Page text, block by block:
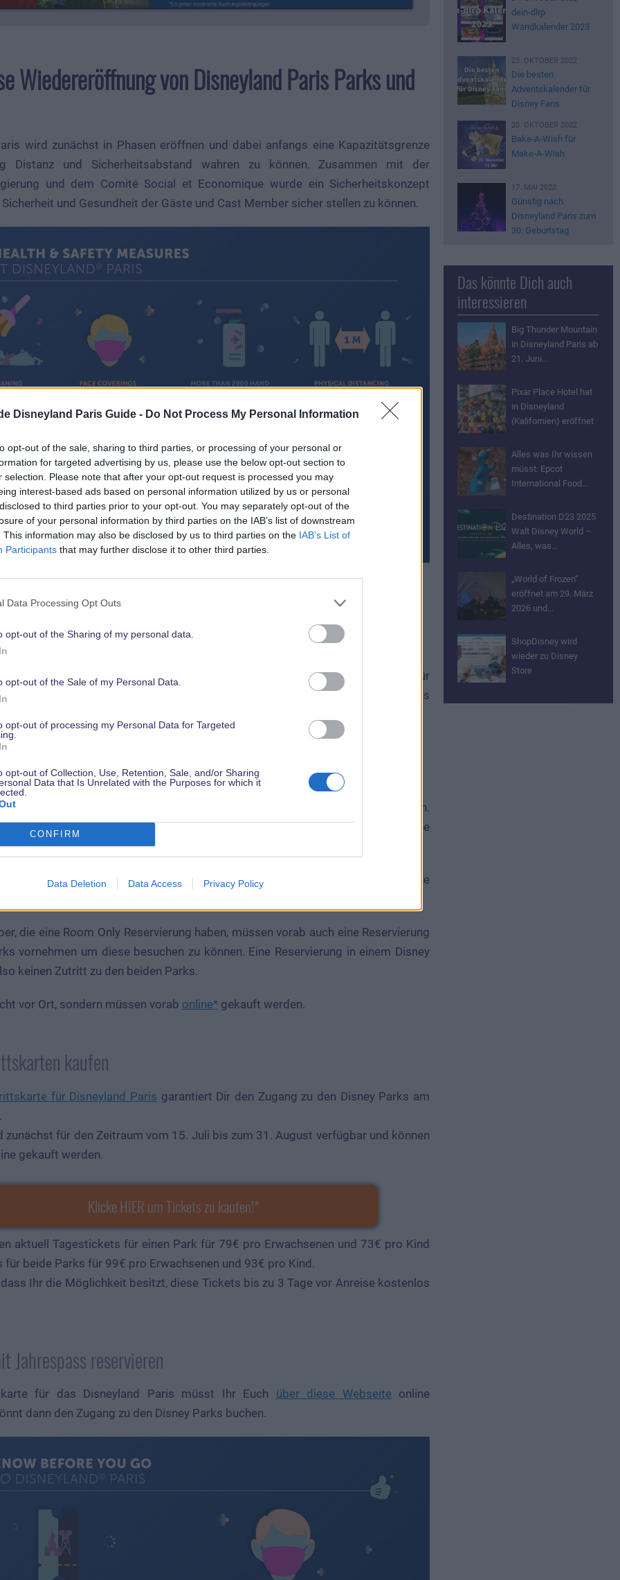
Disneyland Paris Guide - Do Not Process My Personal Information
opt-out of the sale, sharing to third parties, or processing of your personal or
for targeted advertising by us, please use the below opt-out section to
selection. Please note that after your opt-out request is processed you may
interest-based ads based on personal information utilized by us or personal
to third parties prior to your opt-out. You may separately opt-out of the
of your personal information by third parties on the IAB’s list of downstream
This information may also be disclosed by us to third parties on the IAB’s List of
Participants that may further disclose it to other third parties.
Data Processing Opt Outs
opt-out of the Sharing of my personal data.
opt-out of the Sale of my Personal Data.
opt-out of processing my Personal Data for Targeted
opt-out of Collection, Use, Retention, Sale, and/or Sharing
Data that Is Unrelated with the Purposes for which it
CONFIRM
Data Deletion Data Access Privacy Policy
Wiedereröffnung von Disneyland Paris Parks und
wird zunächst in Phasen eröffnen und dabei anfangs eine Kapazitätsgrenze
Distanz und Sicherheitsabstand wahren zu können. Zusammen mit der
und dem Comité Social et Economique wurde ein Sicherheitskonzept
und Gesundheit der Gäste und Cast Member sicher stellen zu können.
Wiedereröffnung von Disneyland Park und Walt
, die Walt Disney Studios und das
werden am 15. Juli wieder für
die beiden Parks besuchen zu können, führt das Disneyland Paris ein neues
und Reservierungssystem
wird in der Wiedereröffnungsphase mit einer geringeren Kapazität eröffnen.
Jahreskarteninhaber und Personen mit undatierten Tickets vorab eine
Parks.
Ticket oder einer Pauschale die Hotel und Tickets enthält, müssen keine
die eine Room Only Reservierung haben, müssen vorab auch eine Reservierung
vornehmen um diese besuchen zu können. Eine Reservierung in einem Disney
keinen Zutritt zu den beiden Parks.
vor Ort, sondern müssen vorab online gekauft werden.
kaufen
für Disneyland Paris garantiert Dir den Zugang zu den Disney Parks am
zunächst für den Zeitraum vom 15. Juli bis zum 31. August verfügbar und können
gekauft werden.
Klicke HIER um Tickets zu kaufen!
aktuell Tagestickets für einen Park für 79€ pro Erwachsenen und 73€ pro Kind
für beide Parks für 99€ pro Erwachsenen und 93€ pro Kind.
Ihr die Möglichkeit besitzt, diese Tickets bis zu 3 Tage vor Anreise kostenlos
Jahrespass reservieren
für das Disneyland Paris müsst Ihr Euch über diese Webseiteonline
dann den Zugang zu den Disney Parks buchen.
dein-dlrp
Wandkalender 2023
23. OKTOBER 2022
Die besten
Adventskalender für
Disney Fans
20. OKTOBER 2022
Bake-A-Wish für
Make-A-Wish
17. MAI 2022
Günstig nach
Disneyland Paris zum
30. Geburtstag
Das könnte Dich auch
interessieren
Big Thunder Mountain
in Disneyland Paris ab
21. Juni…
Pixar Place Hotel hat
in Disneyland
(Kalifornien) eröffnet
Alles was Ihr wissen
müsst: Epcot
International Food…
Destination D23 2025
Walt Disney World –
Alles, was…
„World of Frozen“
eröffnet am 29. März
2026 und…
ShopDisney wird
wieder zu Disney
Store